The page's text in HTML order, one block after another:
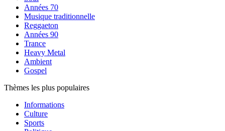
Années 70
Musique traditionnelle
Reggaeton
Années 90
Trance
Heavy Metal
Ambient
Gospel
Thèmes les plus populaires
Informations
Culture
Sports